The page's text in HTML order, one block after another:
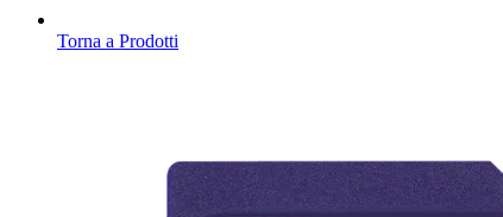
Torna a Prodotti